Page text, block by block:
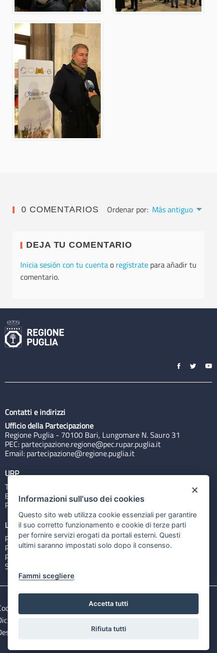
0 COMENTARIOS Ordenar por: Más antiguo
DEJA TU COMENTARIO
Inicia sesión con tu cuentao regístrate para añadir tu
comentario.
Contatti e indirizzi
Ufficio della Partecipazione
Regione Puglia - 70100 Bari, Lungomare N. Sauro 31
PEC: partecipazione.regione@pec.rupar.puglia.it
Email: partecipazione@regione.puglia.it
URP
Tel: 800713939
Email:quiregione@regione.puglia.it
Rubrica
Link utili
Portale Istituzionale
PO FESR Puglia 2014-2020
PSR Puglia 2014-2020
Sistema Puglia
e privacy
Note legali
di accessibilità
ficheros de datos abiertos
×
Informazioni sull'uso dei cookies
Questo sito web utilizza cookie essenziali per garantire
il suo corretto funzionamento e cookie di terze parti
per fornire servizi erogati da portali esterni. Questi
ultimi saranno impostati solo dopo il consenso.
Fammi scegliere
Accetta tutti
Rifiuta tutti